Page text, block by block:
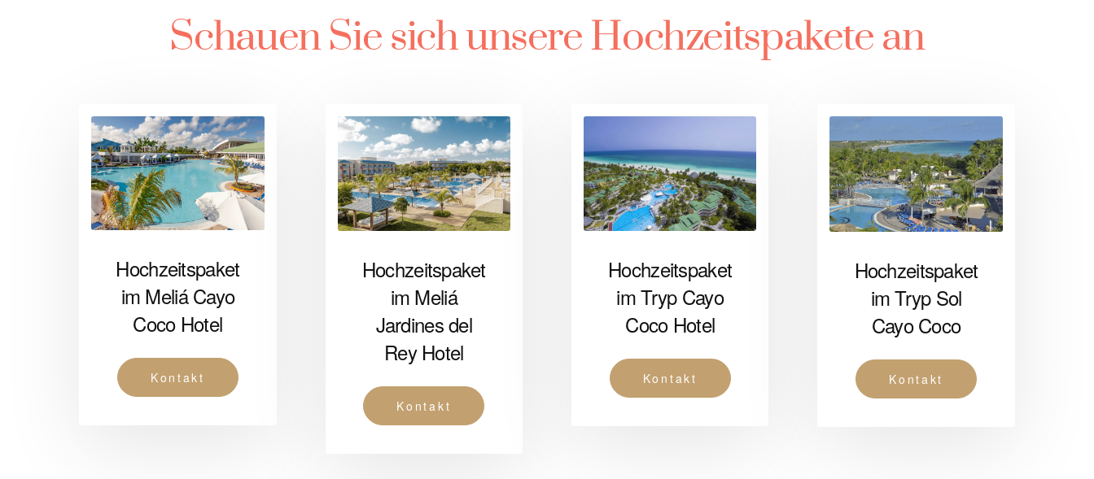
Schauen Sie sich unsere Hochzeitspakete an
Hochzeitspaket
im Meliá Cayo
Coco Hotel
Kontakt
Hochzeitspaket
im Meliá
Jardines del
Rey Hotel
Kontakt
Hochzeitspaket
im Tryp Cayo
Coco Hotel
Kontakt
Hochzeitspaket
im Tryp Sol
Cayo Coco
Kontakt